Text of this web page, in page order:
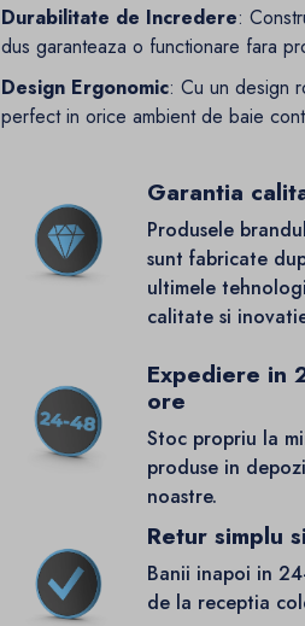
Durabilitate de Incredere:
dus garanteaza o functionare fara
Design Ergonomic: Cu un design
perfect in orice ambient de baie
Garantia
Produsele
sunt fabricate
ultimele
calitate si
Expediere in
ore
Stoc propriu la
produse in
noastre.
Retur simplu
Banii inapoi in
de la receptia